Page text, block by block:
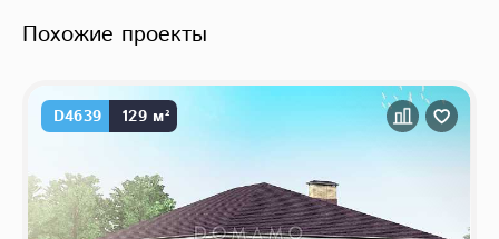
Похожие проекты
D4639 129 м²